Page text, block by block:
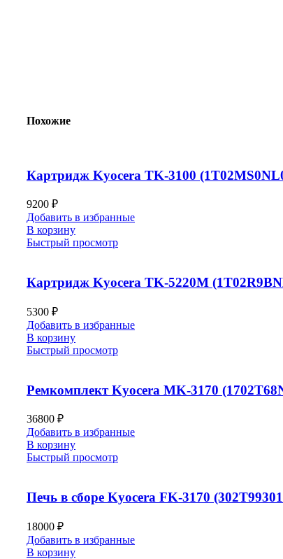
Похожие
Картридж Kyocera TK-3100
9200 ₽
Добавить в избранные
В корзину
Быстрый просмотр
Картридж Kyocera TK-5220M
5300 ₽
Добавить в избранные
В корзину
Быстрый просмотр
Ремкомплект Kyocera MK-3170
36800 ₽
Добавить в избранные
В корзину
Быстрый просмотр
Печь в сборе Kyocera FK-3170
18000 ₽
Добавить в избранные
В корзину